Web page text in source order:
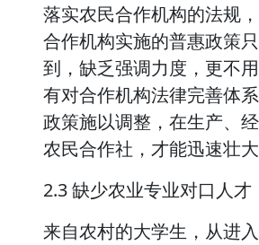
落实农民合作机构的法规
合作机构实施的普惠政策
到，缺乏强调力度，更不
有对合作机构法律完善体
政策施以调整，在生产、
农民合作社，才能迅速壮大
2.3 缺少农业专业对口人才
来自农村的大学生，从进